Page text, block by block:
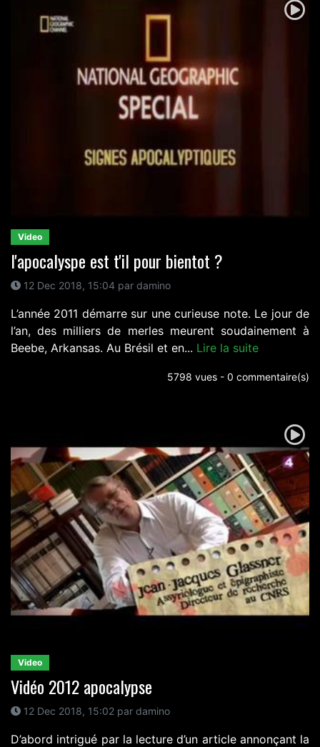
Video
l'apocalyspe est t'il pour bientot ?
12 Dec 2018, 15:04 par damino
L’année 2011 démarre sur une curieuse note. Le jour de
l’an, des milliers de merles meurent soudainement à
Beebe, Arkansas. Au Brésil et en... Lire la suite
5798 vues - 0 commentaire(s)
Video
Vidéo 2012 apocalypse
12 Dec 2018, 15:02 par damino
D’abord intrigué par la lecture d’un article annonçant la